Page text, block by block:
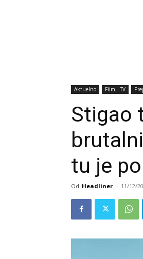
Aktuelno Film - TV
Stigao
tu je
Od Headliner - 11/12/